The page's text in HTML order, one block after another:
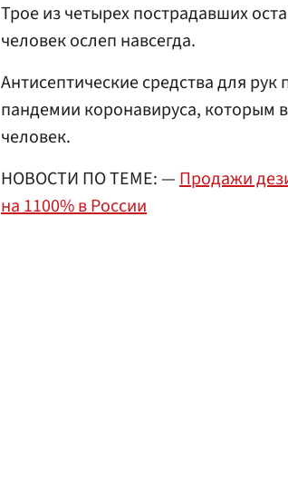
Трое из четырех пострадавших
человек ослеп навсегда.
Антисептические средства для
пандемии коронавируса, которым
человек.
НОВОСТИ ПО ТЕМЕ: —Продажи
на 1100% в России